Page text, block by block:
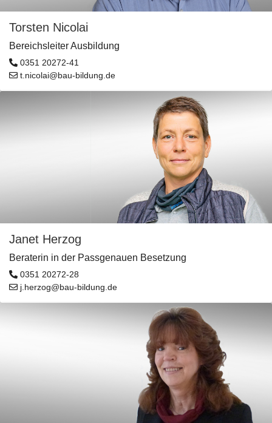
Torsten Nicolai
Bereichsleiter Ausbildung
0351 20272-41
t.nicolai@bau-bildung.de
Janet Herzog
Beraterin in der Passgenauen Besetzung
0351 20272-28
j.herzog@bau-bildung.de